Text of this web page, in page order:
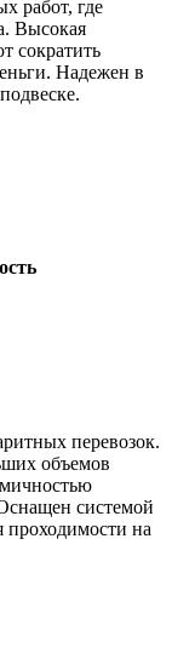
работ, где
Высокая
сократить
Надежен в
перевозок.
объемов
системой
на